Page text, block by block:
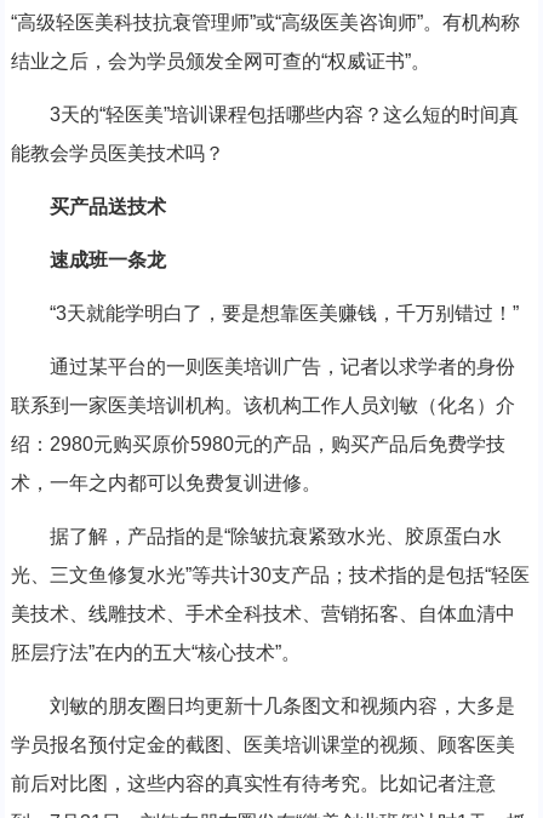
“高级轻医美科技抗衰管理师”或“高级医美咨询师”。有机构称
结业之后，会为学员颁发全网可查的“权威证书”。
3天的“轻医美”培训课程包括哪些内容？这么短的时间真
能教会学员医美技术吗？
买产品送技术
速成班一条龙
“3天就能学明白了，要是想靠医美赚钱，千万别错过！”
通过某平台的一则医美培训广告，记者以求学者的身份
联系到一家医美培训机构。该机构工作人员刘敏（化名）介
绍：2980元购买原价5980元的产品，购买产品后免费学技
术，一年之内都可以免费复训进修。
据了解，产品指的是“除皱抗衰紧致水光、胶原蛋白水
光、三文鱼修复水光”等共计30支产品；技术指的是包括“轻医
美技术、线雕技术、手术全科技术、营销拓客、自体血清中
胚层疗法”在内的五大“核心技术”。
刘敏的朋友圈日均更新十几条图文和视频内容，大多是
学员报名预付定金的截图、医美培训课堂的视频、顾客医美
前后对比图，这些内容的真实性有待考究。比如记者注意